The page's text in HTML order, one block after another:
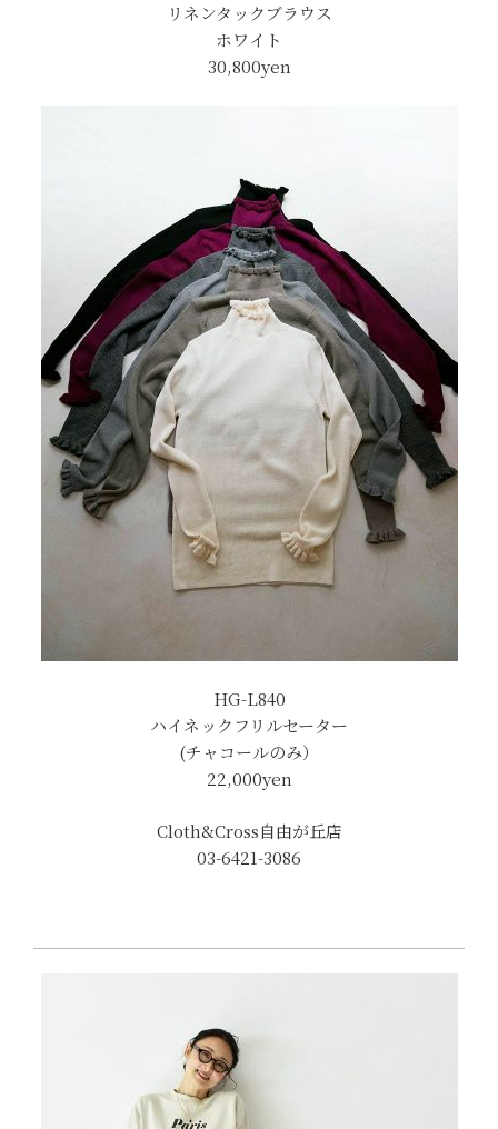
リネンタックブラウス
ホワイト
30,800yen
HG-L840
ハイネックフリルセーター
(チャコールのみ）
22,000yen
Cloth&Cross自由が丘店
03-6421-3086